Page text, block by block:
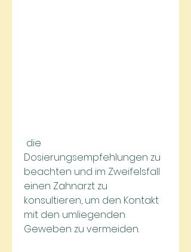
Dosierungsempfehlungen zu
beachten und im Zweifelsfall
einen Zahnarzt zu
konsultieren, um den Kontakt
mit den umliegenden
Geweben zu vermeiden.